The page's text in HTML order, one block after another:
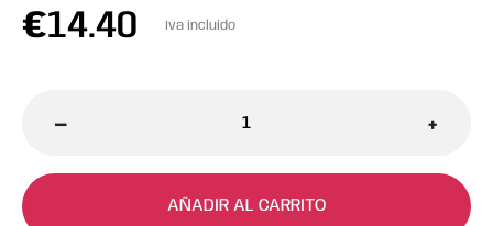
€14.40 Iva incluido
- +
AÑADIR AL CARRITO